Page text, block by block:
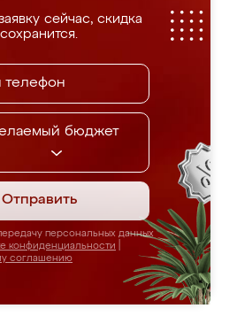
сейчас, скидка
сохранится.
бюджет
Отправить
персональных данных
конфиденциальности
соглашению